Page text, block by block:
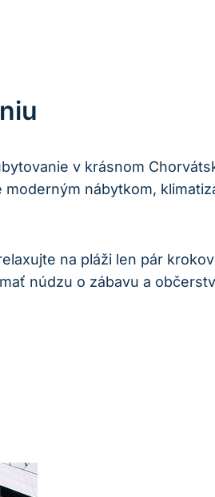
v krásnom
nábytkom,
na pláži len pár
núdzu o zábavu a